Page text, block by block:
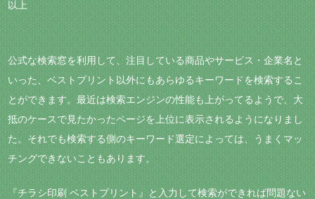
以上
公式な検索窓を利用して、注目している商品やサービス・企業名と
いった、ベストプリント以外にもあらゆるキーワードを検索するこ
とができます。最近は検索エンジンの性能も上がってるようで、大
抵のケースで見たかったページを上位に表示されるようになりまし
た。それでも検索する側のキーワード選定によっては、うまくマッ
チングできないこともあります。
『チラシ印刷 ベストプリント』と入力して検索ができれば問題ない